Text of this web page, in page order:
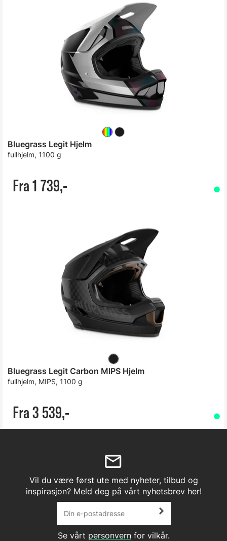
Bluegrass Legit Hjelm
fullhjelm, 1100 g
Fra 1 739,-
Bluegrass Legit Carbon MIPS Hjelm
fullhjelm, MIPS, 1100 g
Fra 3 539,-
Vil du være først ute med nyheter, tilbud og
inspirasjon? Meld deg på vårt nyhetsbrev her!
Se vårt personvernfor vilkår.